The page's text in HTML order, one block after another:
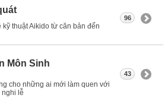
thuật Aikido từ căn bản đến
96
Môn Sinh
cho những ai mới làm quen với
nghi lễ
43